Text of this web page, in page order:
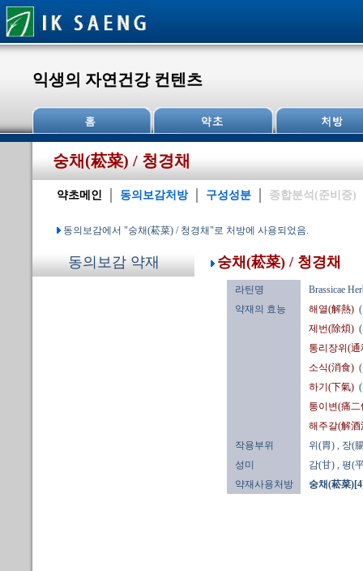
익생의 자연건강 컨텐츠
숭채(菘菜) / 청경채
약초메인 동의보감처방 구성성분 종합분석(준비중)
동의보감에서 "숭채(菘菜) / 청경채"로 처방에 사용되었음.
동의보감 약재 숭채(菘菜) / 청경채
라틴명
Brassicae
약재의 효능
해열(解熱)
제번(除煩)
통리장위(
소식(消食)
하기(下氣)
통이변(痛二
해주갈(解酒
작용부위
위(胃)
, 장(
성미
감(甘)
, 평(
약재사용처방
숭채(菘菜